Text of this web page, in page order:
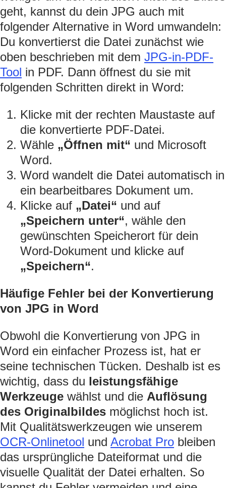
geht, kannst du dein JPG auch mit
folgender Alternative in Word umwandeln:
Du konvertierst die Datei zunächst wie
oben beschrieben mit dem JPG-in-PDF-
Tool in PDF. Dann öffnest du sie mit
folgenden Schritten direkt in Word:
Klicke mit der rechten Maustaste auf
die konvertierte PDF-Datei.
Wähle „Öffnen mit“ und Microsoft
Word.
Word wandelt die Datei automatisch in
ein bearbeitbares Dokument um.
Klicke auf „Datei“ und auf
„Speichern unter“, wähle den
gewünschten Speicherort für dein
Word-Dokument und klicke auf
„Speichern“.
Häufige Fehler bei der Konvertierung
von JPG in Word
Obwohl die Konvertierung von JPG in
Word ein einfacher Prozess ist, hat er
seine technischen Tücken. Deshalb ist es
wichtig, dass du leistungsfähige
Werkzeuge wählst und die Auflösung
des Originalbildes möglichst hoch ist.
Mit Qualitätswerkzeugen wie unserem
OCR-Onlinetool und Acrobat Pro bleiben
das ursprüngliche Dateiformat und die
visuelle Qualität der Datei erhalten. So